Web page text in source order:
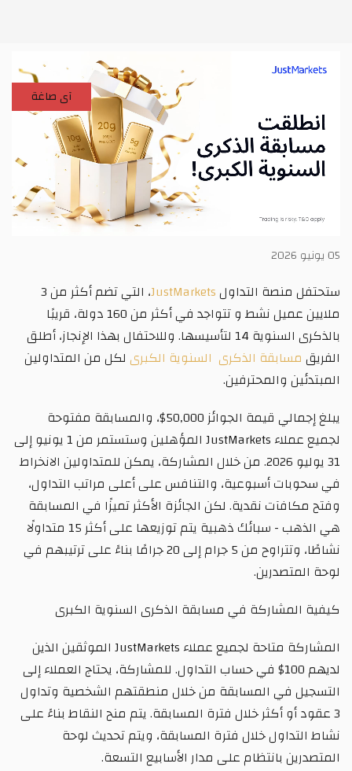
آى صاغة
05 يونيو 2026
ستحتفل منصة التداولJustMarkets
، التي تضم أكثر من 3
ملايين عميل نشط و تتواجد في أكثر من 160 دولة، قريبًا
بالذكرى السنوية 14 لتأسيسها. وللاحتفال بهذا الإنجاز، أطلق
الفريق مسابقة الذكرى السنوية الكبرى لكل من المتداولين
المبتدئين والمحترفين.
يبلغ إجمالي قيمة الجوائز 50,000$، والمسابقة مفتوحة
لجميع عملاء JustMarkets المؤهلين وستستمر من 1 يونيو إلى
31 يوليو 2026. من خلال المشاركة، يمكن للمتداولين الانخراط
في سحوبات أسبوعية، والتنافس على أعلى مراتب التداول،
وفتح مكافآت نقدية. لكن الجائزة الأكثر تميزًا في المسابقة
هي الذهب - سبائك ذهبية يتم توزيعها على أكثر 15 متداولًا
نشاطًا، وتتراوح من 5 جرام إلى 20 جرامًا بناءً على ترتيبهم في
لوحة المتصدرين.
كيفية المشاركة في مسابقة الذكرى السنوية الكبرى
المشاركة متاحة لجميع عملاء JustMarkets الموثقين الذين
لديهم 100$ في حساب التداول. للمشاركة، يحتاج العملاء إلى
التسجيل في المسابقة من خلال منطقتهم الشخصية وتداول
3 عقود أو أكثر خلال فترة المسابقة. يتم منح النقاط بناءً على
نشاط التداول خلال فترة المسابقة، ويتم تحديث لوحة
المتصدرين بانتظام على مدار الأسابيع التسعة.